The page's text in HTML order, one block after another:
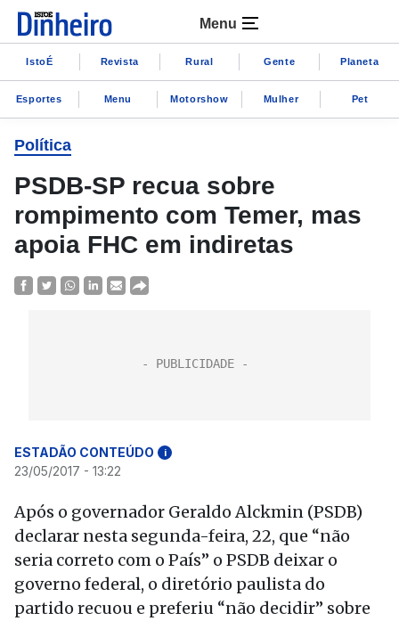
Menu
IstoÉ Revista Rural Gente Planeta
Esportes Menu Motorshow Mulher Pet
Política
PSDB-SP recua sobre
rompimento com Temer, mas
apoia FHC em indiretas
ESTADÃO CONTEÚDO i
23/05/2017 - 13:22
Após o governador Geraldo Alckmin (PSDB)
declarar nesta segunda-feira, 22, que “não
seria correto com o País” o PSDB deixar o
governo federal, o diretório paulista do
partido recuou e preferiu “não decidir” sobre